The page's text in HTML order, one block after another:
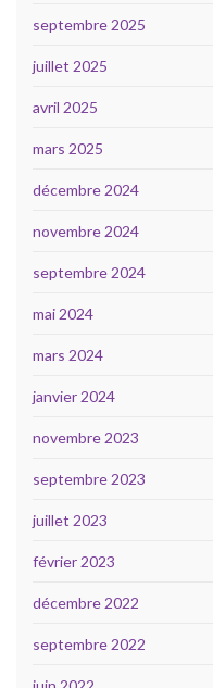
septembre 2025
juillet 2025
avril 2025
mars 2025
décembre 2024
novembre 2024
septembre 2024
mai 2024
mars 2024
janvier 2024
novembre 2023
septembre 2023
juillet 2023
février 2023
décembre 2022
septembre 2022